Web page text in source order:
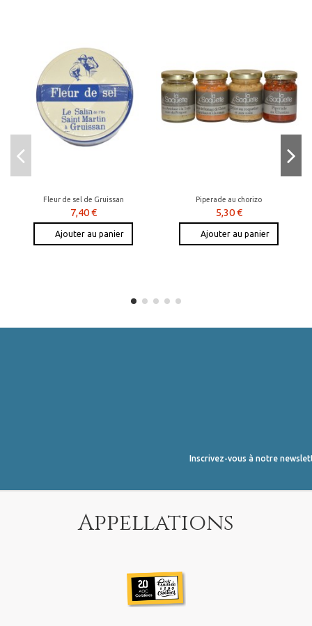
Fleur de sel de Gruissan
7,40 €
Ajouter au panier
Piperade au chorizo
5,30 €
Ajouter au panier
Inscrivez-vous à notre
Appellations